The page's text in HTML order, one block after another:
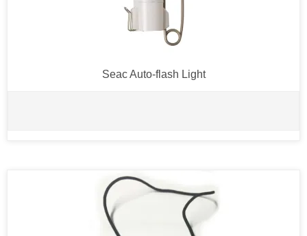
Seac Auto-flash Light